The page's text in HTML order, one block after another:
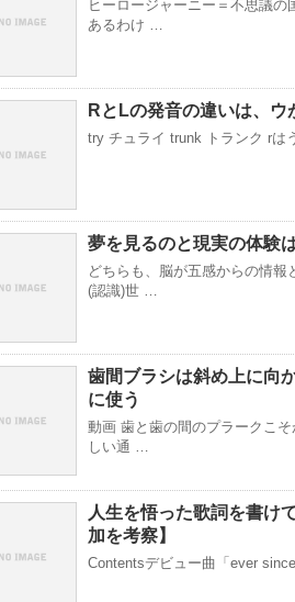
ヒーロージャーニー＝不思議
あるわけ …
RとLの発音の違いは、ウ
try チュライ trunk トランク rは
夢を見るのと現実の体験
どちらも、脳が五感からの情
(認識)世 …
歯間ブラシは斜め上に向
に使う
動画 歯と歯の間のプラークこ
しい通 …
人生を悟った歌詞を書け
加を考察】
Contentsデビュー曲「ever